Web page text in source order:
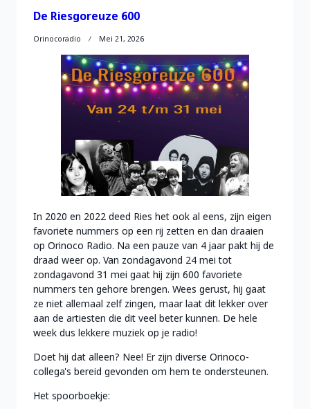
De Riesgoreuze 600
Orinocoradio Mei 21, 2026
In 2020 en 2022 deed Ries het ook al eens, zijn eigen
favoriete nummers op een rij zetten en dan draaien
op Orinoco Radio. Na een pauze van 4 jaar pakt hij de
draad weer op. Van zondagavond 24 mei tot
zondagavond 31 mei gaat hij zijn 600 favoriete
nummers ten gehore brengen. Wees gerust, hij gaat
ze niet allemaal zelf zingen, maar laat dit lekker over
aan de artiesten die dit veel beter kunnen. De hele
week dus lekkere muziek op je radio!
Doet hij dat alleen? Nee! Er zijn diverse Orinoco-
collega's bereid gevonden om hem te ondersteunen.
Het spoorboekje: